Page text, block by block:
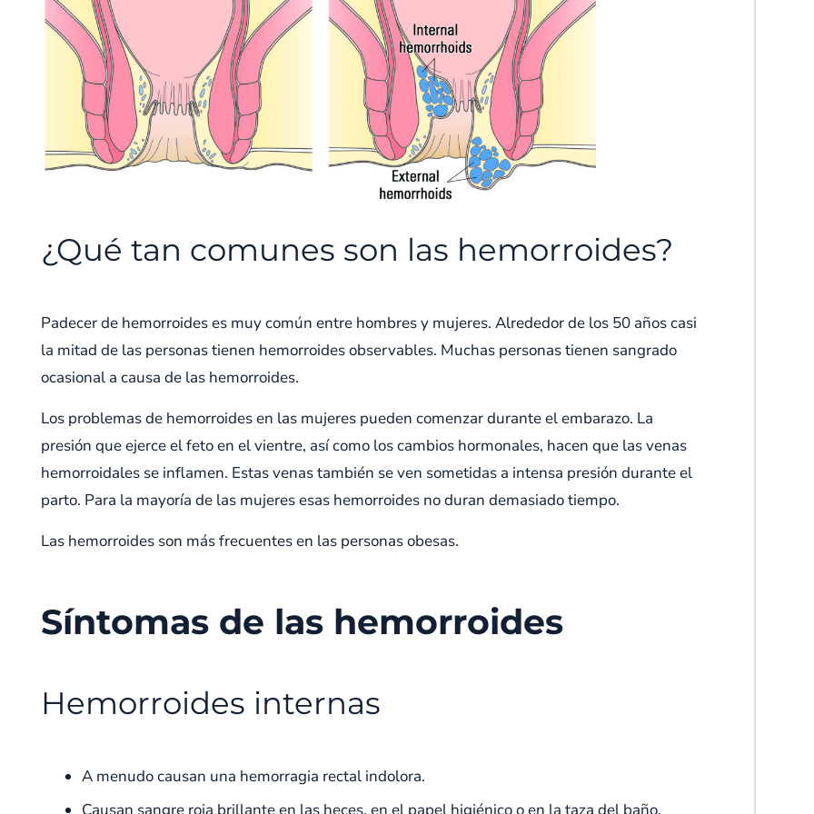
¿Qué tan comunes son las hemorroides?
Padecer de hemorroides es muy común entre hombres y mujeres. Alrededor de los 50 años casi
la mitad de las personas tienen hemorroides observables. Muchas personas tienen sangrado
ocasional a causa de las hemorroides.
Los problemas de hemorroides en las mujeres pueden comenzar durante el embarazo. La
presión que ejerce el feto en el vientre, así como los cambios hormonales, hacen que las venas
hemorroidales se inflamen. Estas venas también se ven sometidas a intensa presión durante el
parto. Para la mayoría de las mujeres esas hemorroides no duran demasiado tiempo.
Las hemorroides son más frecuentes en las personas obesas.
Síntomas de las hemorroides
Hemorroides internas
A menudo causan una hemorragia rectal indolora.